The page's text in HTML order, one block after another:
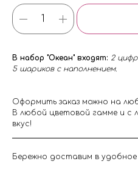
В набор "Океан" входят: 2
5 шариков с наполнением.
Оформить заказ можно на
В любой цветовой гамме и с
вкус!
Бережно доставим в удобное